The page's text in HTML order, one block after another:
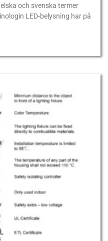
och svenska termer
LED-belysning har på